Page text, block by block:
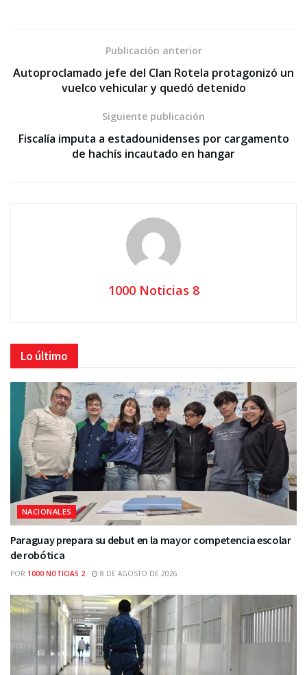
Publicación anterior
Autoproclamado jefe del Clan Rotela protagonizó un
vuelco vehicular y quedó detenido
Siguiente publicación
Fiscalía imputa a estadounidenses por cargamento
de hachís incautado en hangar
1000 Noticias 8
Lo último
NACIONALES
Paraguay prepara su debut en la mayor competencia escolar
de robótica
POR 1000 NOTICIAS 2 8 DE AGOSTO DE 2026